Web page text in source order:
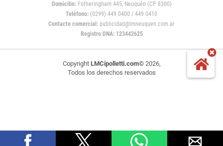
Domicilio:Fotheringham 445, Neuquén (CP 8300)
Teléfono: (0299) 449 0400 / 449 0410
Contacto comercial: publicidad@lmneuquen.com.ar
Registro DNA: 123442625
Copyright LMCipolletti.com© 2026,
Todos los derechos reservados